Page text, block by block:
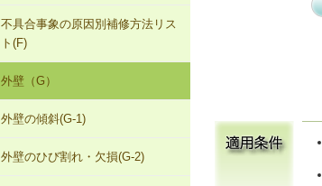
F-1-203 床梁の取替え
F-1-204 たて枠による床梁の補強
F-1-205 既存まぐさを新規まぐさに
F-3-202 床鳴りの補修
F-4-001 ビニル床シートの張替え
F-4-002 カーペットの張替え
F-4-501 フローリングの張替え
不具合事象の原因別補修方法リス
ト(F)
床の傾斜（F-1）
床のたわみ（F-2）
床鳴り（F-3）
外壁（G）
外壁の傾斜(G-1)
G-1-201 耐力壁線内の開口部を壁と
する補強
外壁のひび割れ・欠損(G-2)